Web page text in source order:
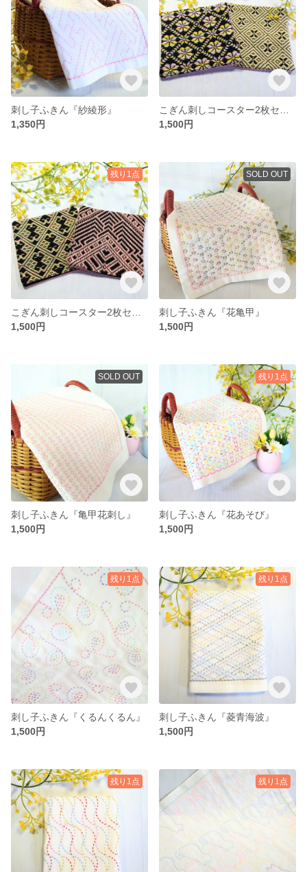
刺し子ふきん『紗綾形』
1,350円
1,500円
残り1点
1,500円
SOLD OUT
刺し子ふきん『花亀甲』
1,500円
SOLD OUT
刺し子ふきん『亀甲花刺し』
1,500円
残り1点
刺し子ふきん『花あそび』
1,500円
残り1点
刺し子ふきん『くるんくるん』
1,500円
残り1点
刺し子ふきん『菱青海波』
1,500円
残り1点 残り1点